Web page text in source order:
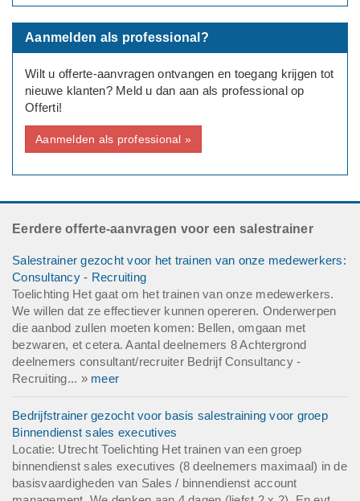
Bedrijfsinformatie: Internationaal Vertaalbureau
Aanmelden als professional?
Wilt u offerte-aanvragen ontvangen en toegang krijgen tot
nieuwe klanten? Meld u dan aan als professional op
Offerti!
Aanmelden als professional »
Eerdere offerte-aanvragen voor een salestrainer
Salestrainer gezocht voor het trainen van onze medewerkers:
Consultancy - Recruiting
Toelichting Het gaat om het trainen van onze medewerkers.
We willen dat ze effectiever kunnen opereren. Onderwerpen
die aanbod zullen moeten komen: Bellen, omgaan met
bezwaren, et cetera. Aantal deelnemers 8 Achtergrond
deelnemers consultant/recruiter Bedrijf Consultancy -
Recruiting... » meer
Bedrijfstrainer gezocht voor basis salestraining voor groep
Binnendienst sales executives
Locatie: Utrecht Toelichting Het trainen van een groep
binnendienst sales executives (8 deelnemers maximaal) in de
basisvaardigheden van Sales / binnendienst account